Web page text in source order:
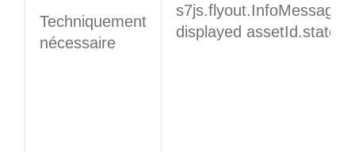
Techniquement
nécessaire
s7js.flyout.InfoMessage.
displayed assetId.state